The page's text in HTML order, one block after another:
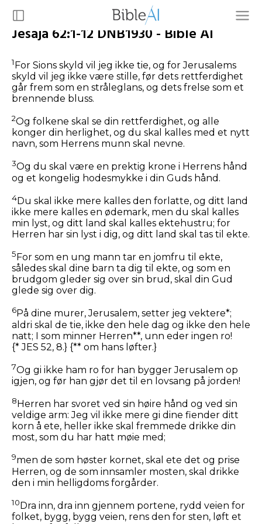
Jesaja 62:1-12 DNB1930 - Bible AI
1For Sions skyld vil jeg ikke tie, og for Jerusalems
skyld vil jeg ikke være stille, før dets rettferdighet
går frem som en stråleglans, og dets frelse som et
brennende bluss.
2Og folkene skal se din rettferdighet, og alle
konger din herlighet, og du skal kalles med et nytt
navn, som Herrens munn skal nevne.
3Og du skal være en prektig krone i Herrens hånd
og et kongelig hodesmykke i din Guds hånd.
4Du skal ikke mere kalles den forlatte, og ditt land
ikke mere kalles en ødemark, men du skal kalles
min lyst, og ditt land skal kalles ektehustru; for
Herren har sin lyst i dig, og ditt land skal tas til ekte.
5 For som en ung mann tar en jomfru til ekte,
således skal dine barn ta dig til ekte, og som en
brudgom gleder sig over sin brud, skal din Gud
glede sig over dig.
6På dine murer, Jerusalem, setter jeg vektere*;
aldri skal de tie, ikke den hele dag og ikke den hele
natt; I som minner Herren**, unn eder ingen ro!
{* JES 52, 8.} {** om hans løfter.}
7Og gi ikke ham ro for han bygger Jerusalem op
igjen, og før han gjør det til en lovsang på jorden!
8 Herren har svoret ved sin høire hånd og ved sin
veldige arm: Jeg vil ikke mere gi dine fiender ditt
korn å ete, heller ikke skal fremmede drikke din
most, som du har hatt møie med;
9men de som høster kornet, skal ete det og prise
Herren, og de som innsamler mosten, skal drikke
den i min helligdoms forgårder.
10Dra inn, dra inn gjennem portene, rydd veien for
folket, bygg, bygg veien, rens den for sten, løft et